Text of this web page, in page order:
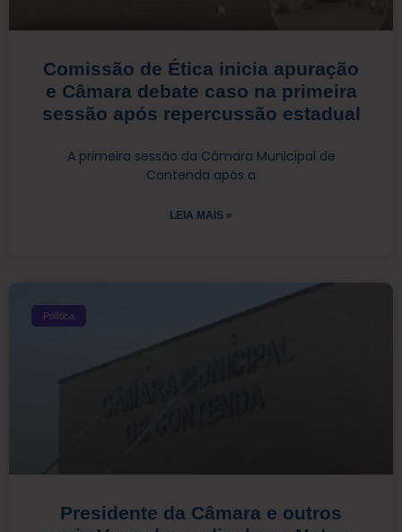
Comissão de Ética inicia apuração
e Câmara debate caso na primeira
sessão após repercussão estadual
A primeira sessão da Câmara Municipal de
Contenda após a
LEIA MAIS »
Política
Presidente da Câmara e outros